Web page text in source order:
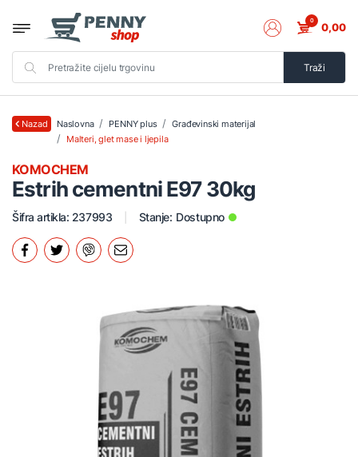
Traži
0 0,00
Nazad Naslovna PENNY plus
Građevinski materijal
Malteri, glet mase i ljepila
Estrih cementni E97 30kg
KOMOCHEM
Šifra artikla: 237993 Stanje: Dostupno